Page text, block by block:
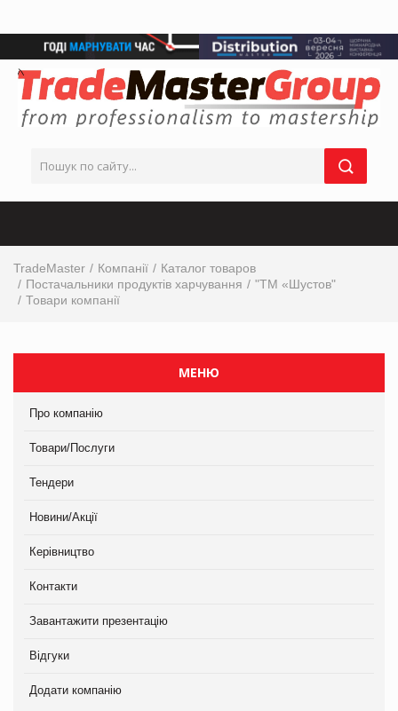
TradeMaster Компанії
Каталог товаров
Постачальники продуктів харчування
"ТМ «Шустов"
Товари компанії
МЕНЮ
Про компанію
Товари/Послуги
Тендери
Новини/Акції
Керівництво
Контакти
Завантажити презентацію
Відгуки
Додати компанію